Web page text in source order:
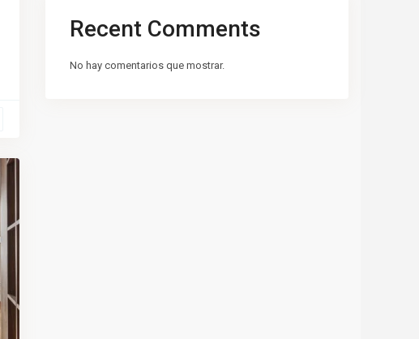
Recent Comments
No hay comentarios que mostrar.